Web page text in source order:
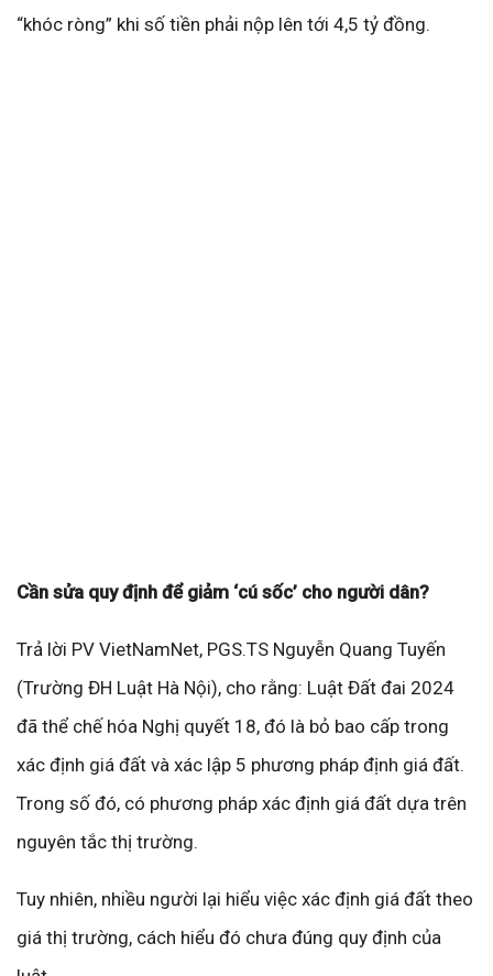
“khóc ròng” khi số tiền phải nộp lên tới 4,5 tỷ đồng.
Cần sửa quy định để giảm ‘cú sốc’ cho người dân?
Trả lời PV VietNamNet, PGS.TS Nguyễn Quang Tuyến
(Trường ĐH Luật Hà Nội), cho rằng: Luật Đất đai 2024
đã thể chế hóa Nghị quyết 18, đó là bỏ bao cấp trong
xác định giá đất và xác lập 5 phương pháp định giá đất.
Trong số đó, có phương pháp xác định giá đất dựa trên
nguyên tắc thị trường.
Tuy nhiên, nhiều người lại hiểu việc xác định giá đất theo
giá thị trường, cách hiểu đó chưa đúng quy định của